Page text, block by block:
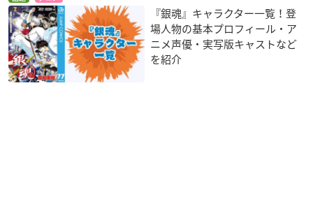
『銀魂』キャラクター一覧！登
場人物の基本プロフィール・ア
ニメ声優・実写版キャストなど
を紹介